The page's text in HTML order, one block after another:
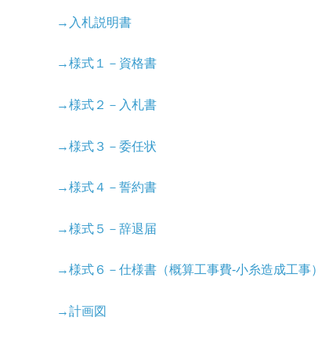
→入札説明書
→様式１－資格書
→様式２－入札書
→様式３－委任状
→様式４－誓約書
→様式５－辞退届
→様式６－仕様書（概算工事費-小糸造成工事）
→計画図